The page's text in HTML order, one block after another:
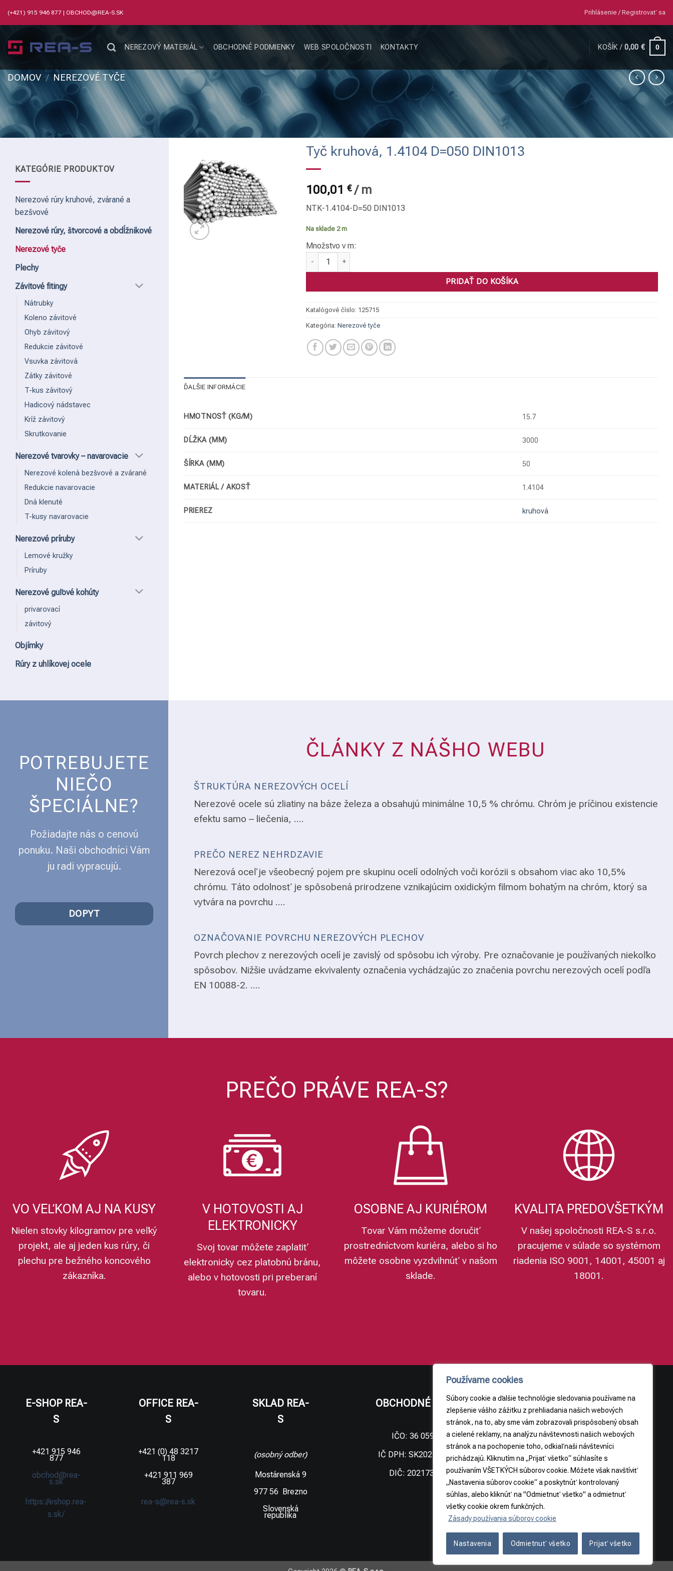
Používame cookies
Súbory cookie a ďalšie technológie sledovania používame na
zlepšenie vášho zážitku z prehliadania našich webových
stránok, na to, aby sme vám zobrazovali prispôsobený obsah
a cielené reklamy, na analýzu návštevnosti našich webových
stránok a na pochopenie toho, odkiaľ naši návštevníci
prichádzajú. Kliknutím na „Prijať všetko“ súhlasíte s
používaním VŠETKÝCH súborov cookie. Môžete však navštíviť
„Nastavenia súborov cookie“ a poskytnúť kontrolovaný
súhlas, alebo kliknúť na "Odmietnuť všetko" a odmietnuť
všetky cookie okrem funkčných.
Zásady používania súborov cookie
Nastavenia Odmietnuť všetko Prijať všetko
(+421) 915 946 877 | OBCHOD@REA-S.SK Prihlásenie / Registrovať sa
NEREZOVÝ MATERIÁL OBCHODNÉ PODMIENKY WEB SPOLOČNOSTI KONTAKTY KOŠÍK / 0,00€ 0
DOMOV / NEREZOVÉ TYČE
KATEGÓRIE PRODUKTOV
Nerezové rúry kruhové, zvárané a
bezšvové
Nerezové rúry, štvorcové a obdĺžnikové
Nerezové tyče
Plechy
Závitové fitingy
Nátrubky
Koleno závitové
Ohyb závitový
Redukcie závitové
Vsuvka závitová
Zátky závitové
T-kus závitový
Hadicový nádstavec
Kríž závitový
Skrutkovanie
Nerezové tvarovky – navarovacie
Nerezové kolená bezšvové a zvárané
Redukcie navarovacie
Dná klenuté
T-kusy navarovacie
Nerezové príruby
Lemové kružky
Príruby
Nerezové guľové kohúty
privarovací
závitový
Objímky
Rúry z uhlíkovej ocele
Tyč kruhová, 1.4104 D=050 DIN1013
100,01€/ m
NTK-1.4104-D=50 DIN1013
Na sklade 2 m
Množstvo v m:
množstvo Tyč kruhová, 1.4104 D=050 DIN1013
PRIDAŤ DO KOŠÍKA
Katalógové číslo: 125715
Kategória:Nerezové tyče
ĎALŠIE INFORMÁCIE
HMOTNOSŤ (KG/M) 15.7
DĹŽKA (MM) 3000
ŠÍRKA (MM) 50
MATERIÁL / AKOSŤ 1.4104
PRIEREZ kruhová
POTREBUJETE
NIEČO
ŠPECIÁLNE?
Požiadajte nás o cenovú
ponuku. Naši obchodníci Vám
ju radi vypracujú.
DOPYT
ČLÁNKY Z NÁŠHO WEBU
ŠTRUKTÚRA NEREZOVÝCH OCELÍ
Nerezové ocele sú zliatiny na báze železa a obsahujú minimálne 10,5 % chrómu. Chróm je príčinou existencie
efektu samo – liečenia, ....
PREČO NEREZ NEHRDZAVIE
Nerezová oceľ je všeobecný pojem pre skupinu ocelí odolných voči korózii s obsahom viac ako 10,5%
chrómu. Táto odolnosť je spôsobená prirodzene vznikajúcim oxidickým filmom bohatým na chróm, ktorý sa
vytvára na povrchu ....
OZNAČOVANIE POVRCHU NEREZOVÝCH PLECHOV
Povrch plechov z nerezových ocelí je zavislý od spôsobu ich výroby. Pre označovanie je používaných niekoľko
spôsobov. Nižšie uvádzame ekvivalenty označenia vychádzajúc zo značenia povrchu nerezových ocelí podľa
EN 10088-2. ....
PREČO PRÁVE REA-S?
VO VEĽKOM AJ NA KUSY
Nielen stovky kilogramov pre veľký
projekt, ale aj jeden kus rúry, či
plechu pre bežného koncového
zákazníka.
V HOTOVOSTI AJ
ELEKTRONICKY
Svoj tovar môžete zaplatiť
elektronicky cez platobnú bránu,
alebo v hotovosti pri preberaní
tovaru.
OSOBNE AJ KURIÉROM
Tovar Vám môžeme doručiť
prostredníctvom kuriéra, alebo si ho
môžete osobne vyzdvihnúť v našom
sklade.
KVALITA PREDOVŠETKÝM
V našej spoločnosti REA-S s.r.o.
pracujeme v súlade so systémom
riadenia ISO 9001, 14001, 45001 aj
18001.
E-SHOP REA-
S
+421 915 946
877
obchod@rea-
s.sk
https://eshop.rea-
s.sk/
OFFICE REA-
S
+421 (0) 48 3217
118
+421 911 969
387
rea-s@rea-s.sk
SKLAD REA-
S
(osobný odber)
Mostárenská 9
977 56 Brezno
Slovenská
republika
OBCHODNÉ ÚDAJE
IČO: 36 059 099
IČ DPH: SK2021733065
DIČ: 2021733065
PRÁVNE INFORMÁCIE
Obchodné podmienky
Odstúpenie od zmluvy